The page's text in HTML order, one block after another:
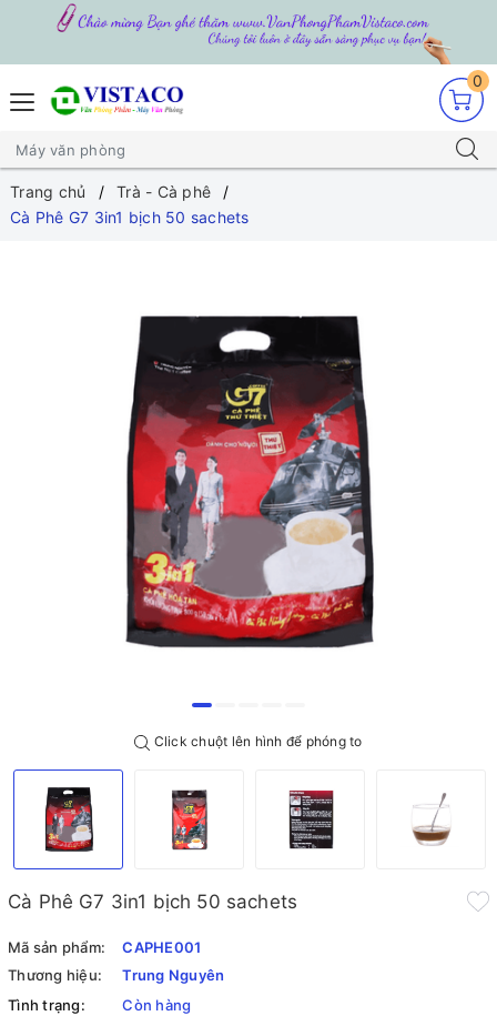
0
Trang chủ
Trà - Cà phê
Cà Phê G7 3in1 bịch 50 sachets
Click chuột lên hình để phóng to
Cà Phê G7 3in1 bịch 50 sachets
Mã sản phẩm:
CAPHE001
Thương hiệu:
Trung Nguyên
Tình trạng:
Còn hàng